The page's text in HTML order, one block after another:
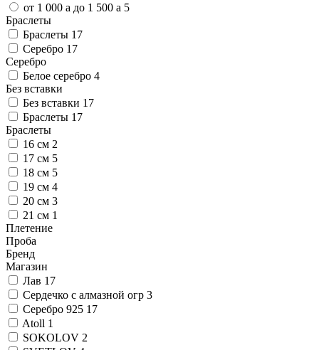
от 1 000 a до 1 500 a 5
Браслеты
Браслеты 17
Серебро 17
Серебро
Белое серебро 4
Без вставки
Без вставки 17
Браслеты 17
Браслеты
16 см 2
17 см 5
18 см 5
19 см 4
20 см 3
21 см 1
Плетение
Проба
Бренд
Магазин
Лав 17
Сердечко с алмазной огр 3
Серебро 925 17
Atoll 1
SOKOLOV 2